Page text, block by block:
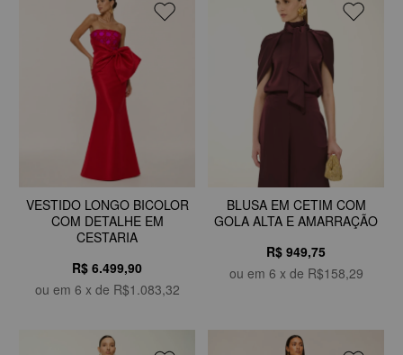
VESTIDO LONGO BICOLOR
COM DETALHE EM
CESTARIA
R$ 6.499,90
ou em 6 x de R$1.083,32
BLUSA EM CETIM COM
GOLA ALTA E AMARRAÇÃO
R$ 949,75
ou em 6 x de R$158,29